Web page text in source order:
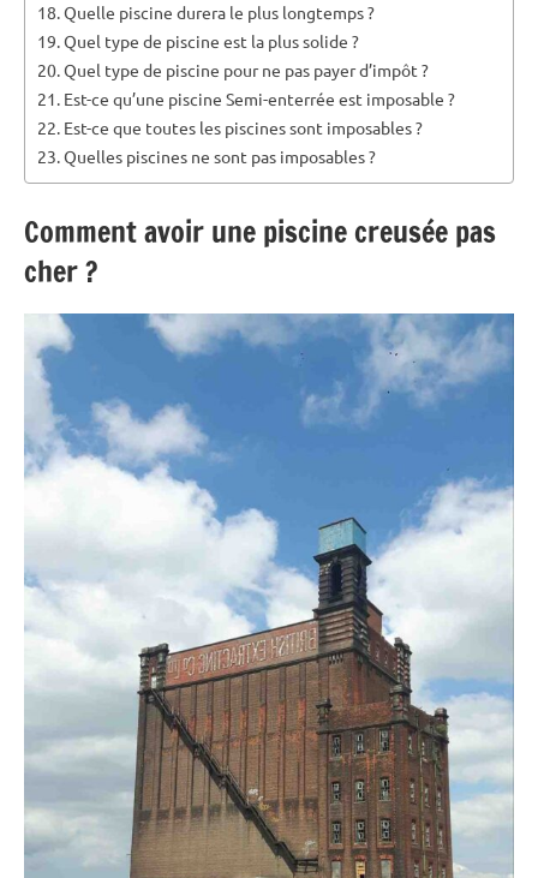
Quelle piscine durera le plus longtemps ?
Quel type de piscine est la plus solide ?
Quel type de piscine pour ne pas payer d’impôt ?
Est-ce qu’une piscine Semi-enterrée est imposable ?
Est-ce que toutes les piscines sont imposables ?
Quelles piscines ne sont pas imposables ?
Comment avoir une piscine creusée pas
cher ?